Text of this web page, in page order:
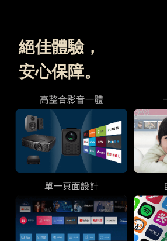
絕佳體驗，
安心保障。